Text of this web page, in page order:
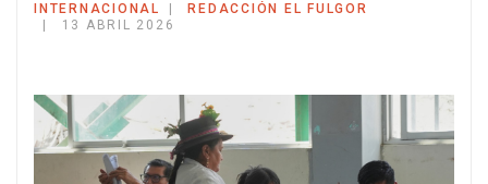
INTERNACIONAL
REDACCIÓN EL FULGOR
13 ABRIL 2026